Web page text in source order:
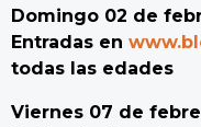
Domingo 02 de
Entradas en
todas las edades
Viernes 07 de